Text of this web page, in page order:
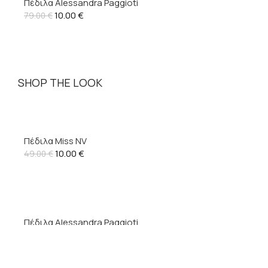
Πέδιλα Alessandra Paggioti
79.00€10.00€
SHOP THE LOOK
Πέδιλα Miss NV
49.00€10.00€
Πέδιλα Alessandra Paggioti